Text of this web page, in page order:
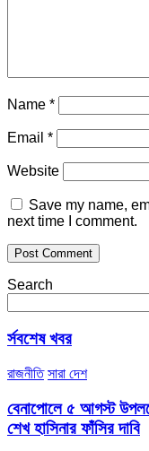
Name *
Email *
Website
Save my name,
next time I comment.
Search
র্সবশেষ খবর
রাজনীতি সারা দেশ
বেনাপোলে ৫ আগস্ট
শেখ হাসিনার ফাঁসির দাবি